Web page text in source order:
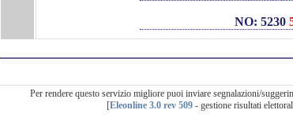
NO: 5230
Per rendere questo servizio migliore puoi inviare segnalazioni/
[Eleonline 3.0 rev 509 - gestione risultati